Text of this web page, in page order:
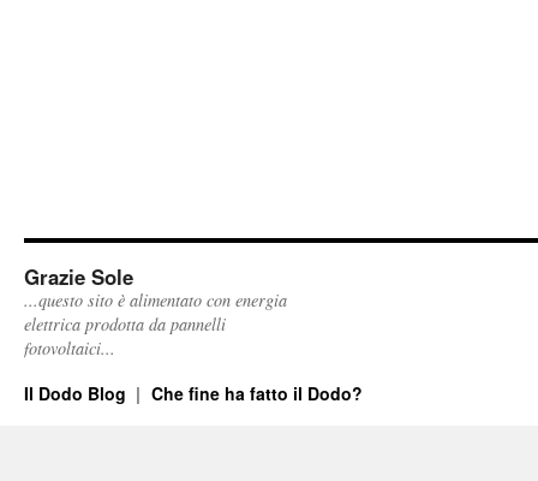
Grazie Sole
...questo sito è alimentato con energia
elettrica prodotta da pannelli
fotovoltaici...
Il Dodo Blog Che fine ha fatto il Dodo?